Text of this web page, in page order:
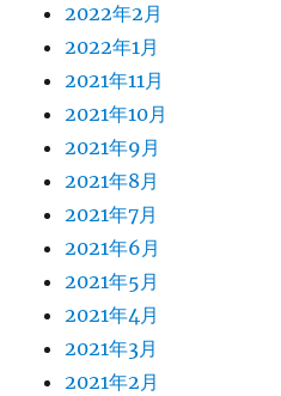
2022年2月
2022年1月
2021年11月
2021年10月
2021年9月
2021年8月
2021年7月
2021年6月
2021年5月
2021年4月
2021年3月
2021年2月